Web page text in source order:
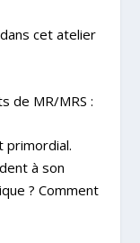
cet atelier
de MR/MRS :
primordial.
à son
? Comment